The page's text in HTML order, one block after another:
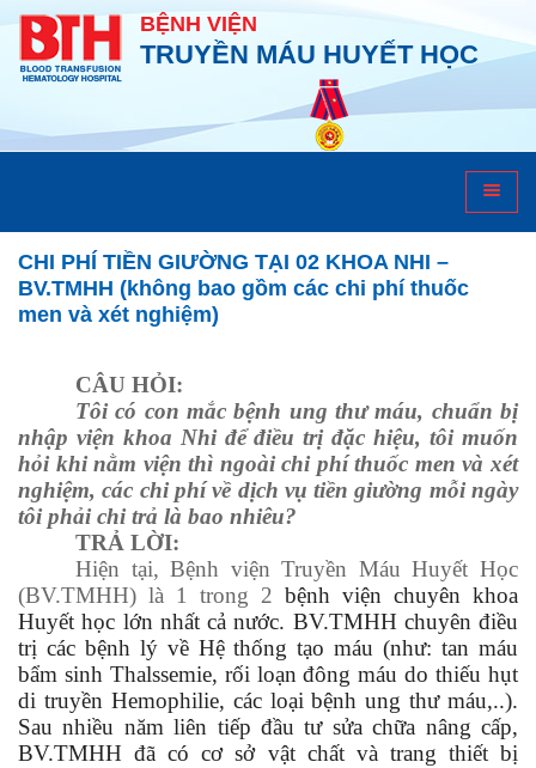
BỆNH VIỆN
TRUYỀN MÁU HUYẾT HỌC
HỎI ĐÁP
CHI PHÍ TIỀN GIƯỜNG TẠI 02 KHOA NHI –
BV.TMHH (không bao gồm các chi phí thuốc
men và xét nghiệm)
CÂU HỎI:
Tôi có con mắc bệnh ung thư máu, chuẩn bị
nhập viện khoa Nhi để điều trị đặc hiệu, tôi muốn
hỏi khi nằm viện thì ngoài chi phí thuốc men và xét
nghiệm, các chi phí về dịch vụ tiền giường mỗi ngày
tôi phải chi trả là bao nhiêu?
TRẢ LỜI:
Hiện tại, Bệnh viện Truyền Máu Huyết Học
(BV.TMHH) là 1 trong 2 bệnh viện chuyên khoa
Huyết học lớn nhất cả nước. BV.TMHH chuyên điều
trị các bệnh lý về Hệ thống tạo máu (như: tan máu
bẩm sinh Thalssemie, rối loạn đông máu do thiếu hụt
di truyền Hemophilie, các loại bệnh ung thư máu,..).
Sau nhiều năm liên tiếp đầu tư sửa chữa nâng cấp,
BV.TMHH đã có cơ sở vật chất và trang thiết bị